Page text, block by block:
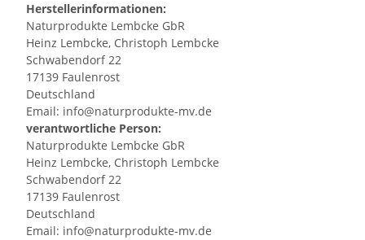
Herstellerinformationen:
Naturprodukte Lembcke GbR
Heinz Lembcke, Christoph Lembcke
Schwabendorf 22
17139 Faulenrost
Deutschland
Email: info@naturprodukte-mv.de
verantwortliche Person:
Naturprodukte Lembcke GbR
Heinz Lembcke, Christoph Lembcke
Schwabendorf 22
17139 Faulenrost
Deutschland
Email: info@naturprodukte-mv.de